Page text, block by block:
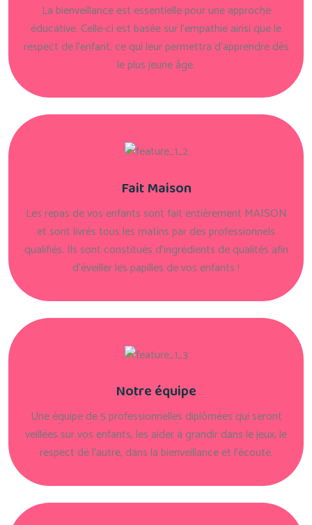
La bienveillance est essentielle pour une approche
éducative. Celle-ci est basée sur l'empathie ainsi que le
respect de l'enfant, ce qui leur permettra d'apprendre dès
le plus jeune âge.
Fait Maison
Les repas de vos enfants sont fait entièrement MAISON
et sont livrés tous les matins par des professionnels
qualifiés. Ils sont constitués d'ingrédients de qualités afin
d'éveiller les papilles de vos enfants !
Notre équipe
Une équipe de 5 professionnelles diplômées qui seront
veillées sur vos enfants, les aider à grandir dans le jeux, le
respect de l'autre, dans la bienveillance et l'écoute.